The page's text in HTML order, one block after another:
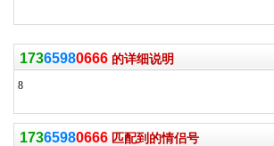
17365980666 的详细说明
8
17365980666 匹配到的情侣号